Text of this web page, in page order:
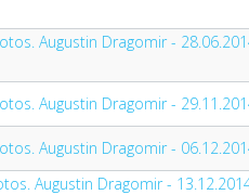
Augustin Dragomir -
Augustin Dragomir -
Augustin Dragomir -
Augustin Dragomir -